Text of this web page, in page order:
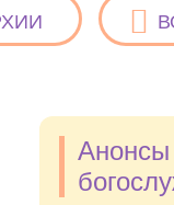
Анонсы